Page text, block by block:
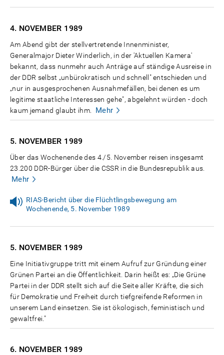
4. NOVEMBER 1989
Am Abend gibt der stellvertretende Innenminister,
Generalmajor Dieter Winderlich, in der 'Aktuellen Kamera'
bekannt, dass nunmehr auch Anträge auf ständige Ausreise in
der DDR selbst „unbürokratisch und schnell" entschieden und
„nur in ausgesprochenen Ausnahmefällen, bei denen es um
legitime staatliche Interessen gehe", abgelehnt würden - doch
kaum jemand glaubt ihm.
Mehr
5. NOVEMBER 1989
Über das Wochenende des 4./5. November reisen insgesamt
23.200 DDR-Bürger über die CSSR in die Bundesrepublik aus.
Mehr
RIAS-Bericht über die Flüchtlingsbewegung am
Wochenende, 5. November 1989
5. NOVEMBER 1989
Eine Initiativgruppe tritt mit einem Aufruf zur Gründung einer
Grünen Partei an die Öffentlichkeit. Darin heißt es: „Die Grüne
Partei in der DDR stellt sich auf die Seite aller Kräfte, die sich
für Demokratie und Freiheit durch tiefgreifende Reformen in
unserem Land einsetzen. Sie ist ökologisch, feministisch und
gewaltfrei."
6. NOVEMBER 1989